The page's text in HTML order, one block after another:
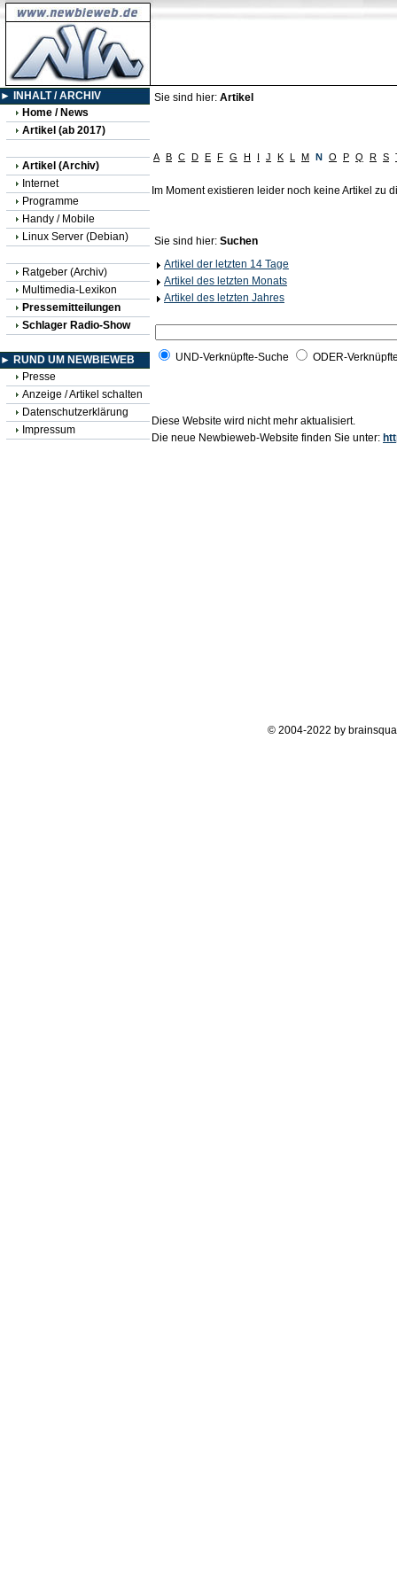
► INHALT / ARCHIV
Home / News
Artikel (ab 2017)
Artikel (Archiv)
Internet
Programme
Handy / Mobile
Linux Server (Debian)
Ratgeber (Archiv)
Multimedia-Lexikon
Pressemitteilungen
Schlager Radio-Show
► RUND UM NEWBIEWEB
Presse
Anzeige / Artikel schalten
Datenschutzerklärung
Impressum
Sie sind hier: Artikel
A B C D E F G H I J K L M N O P Q R S
Im Moment existieren leider noch keine Artikel zu
Sie sind hier: Suchen
Artikel der letzten 14 Tage
Artikel des letzten Monats
Artikel des letzten Jahres
UND-Verknüpfte-Suche ODER-
Diese Website wird nicht mehr aktualisiert.
Die neue Newbieweb-Website finden Sie unter:
© 2004-2022 by